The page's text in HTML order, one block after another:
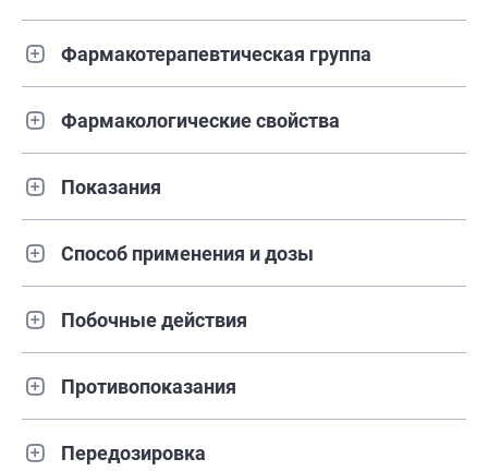
Фармакотерапевтическая группа
Фармакологические свойства
Показания
Способ применения и дозы
Побочные действия
Противопоказания
Передозировка